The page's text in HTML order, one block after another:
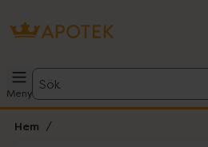
Meny
Sök
Hem